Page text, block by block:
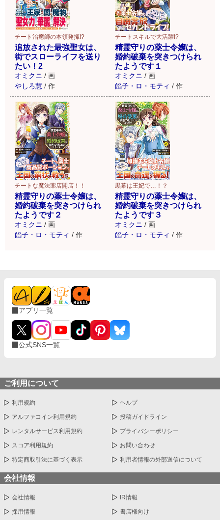
チート治癒師の本領発揮!?
追放された最強聖女は、
街でスローライフを送り
たい！2
オミクニ / 画
やしろ慧 / 作
チートスキルで大活躍!?
精霊守りの薬士令嬢は、
婚約破棄を突きつけられ
たようです１
オミクニ / 画
餡子・ロ・モティ / 作
チートな魔法薬店開店！！
精霊守りの薬士令嬢は、
婚約破棄を突きつけられ
たようです２
オミクニ / 画
餡子・ロ・モティ / 作
黒幕は王妃で…！？
精霊守りの薬士令嬢は、
婚約破棄を突きつけられ
たようです３
オミクニ / 画
餡子・ロ・モティ / 作
アプリ一覧
公式SNS一覧
ご利用について
利用規約 ヘルプ
アルファコイン利用規約 投稿ガイドライン
レンタルサービス利用規約 プライバシーポリシー
スコア利用規約 お問い合わせ
特定商取引法に基づく表示 利用者情報の外部送信について
会社情報
会社情報 IR情報
採用情報 書店様向け